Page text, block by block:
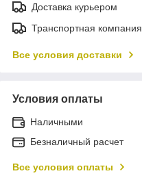
Доставка курьером
Транспортная компания
Все условия доставки
Условия оплаты
Наличными
Безналичный расчет
Все условия оплаты